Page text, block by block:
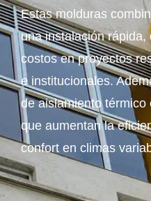
Estas molduras
una instalación
costos en proyectos
e institucionales.
de aislamiento
que aumentan la
confort en climas